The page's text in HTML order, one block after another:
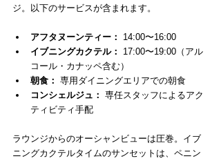
ジ。以下のサービスが含まれます。
アフタヌーンティー：
14:00〜16:00
イブニングカクテル：
17:00〜19:00（アル
コール・カナッペ含む）
朝食： 専用ダイニングエリアでの朝食
コンシェルジュ： 専任スタッフによるアク
ティビティ手配
ラウンジからのオーシャンビューは圧巻。イブ
ニングカクテルタイムのサンセットは、ペニン